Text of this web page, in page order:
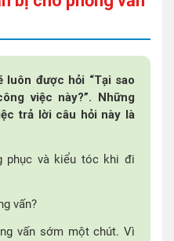
luôn được hỏi “Tại sao
việc này?”. Những
trả lời câu hỏi này là
phục và kiểu tóc khi đi
vấn?
vấn sớm một chút. Vì